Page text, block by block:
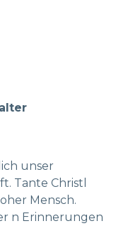
unser
Tante Christl
Mensch.
n Erinnerungen